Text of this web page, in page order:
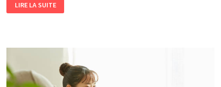
MEILLEURES
OPTIONS
DANS
DE
L’AIN
LIRE LA SUITE